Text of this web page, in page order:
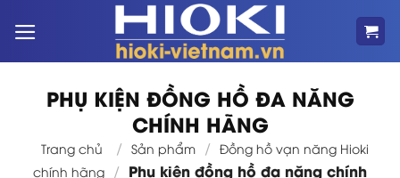
qua
PHỤ KIỆN ĐỒNG HỒ ĐA NĂNG
CHÍNH HÃNG
Trang chủ / Sản phẩm / Đồng hồ vạn năng Hioki
chính hãng
/ Phụ kiện đồng hồ đa năng chính